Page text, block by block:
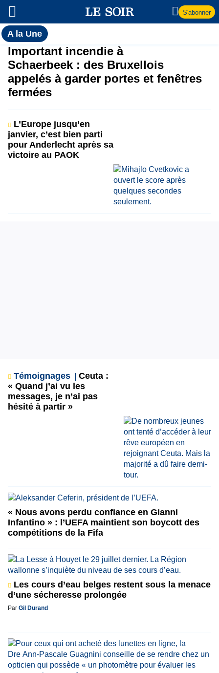
S'abonner
A la UneToutes
l'actualité
du Soir
A
la
Une
Important incendie à
Schaerbeek : des Bruxellois
appelés à garder portes et fenêtres
fermées
L’Europe jusqu’en
janvier, c’est bien parti
pour Anderlecht après sa
victoire au PAOK
Témoignages
Ceuta :
« Quand j’ai vu les
messages, je n’ai pas
hésité à partir »
« Nous avons perdu confiance en Gianni
Infantino » : l’UEFA maintient son boycott des
compétitions de la Fifa
Les cours d’eau belges restent sous la menace
d’une sécheresse prolongée
Par Gil Durand